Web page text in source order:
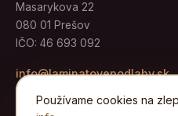
Používame cookies na
Masarykova 22
080 01 Prešov
IČO: 46 693 092
info@laminatovepodlahy.sk